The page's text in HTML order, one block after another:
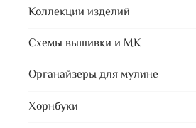
Коллекции изделий
Схемы вышивки и МК
Органайзеры для мулине
Хорнбуки